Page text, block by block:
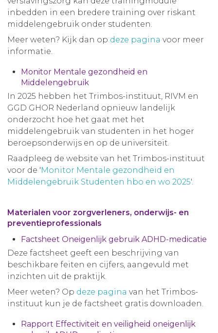
inbedden in een bredere training over riskant
middelengebruik onder studenten.
Meer weten? Kijk dan op deze pagina voor meer
informatie.
Monitor Mentale gezondheid en
Middelengebruik
In 2025 hebben het Trimbos-instituut, RIVM en
GGD GHOR Nederland opnieuw landelijk
onderzocht hoe het gaat met het
middelengebruik van studenten in het hoger
beroepsonderwijs en op de universiteit.
Raadpleeg de website van het Trimbos-instituut
voor de 'Monitor Mentale gezondheid en
Middelengebruik Studenten hbo en wo 2025'.
Materialen voor zorgverleners, onderwijs- en
preventieprofessionals
Factsheet Oneigenlijk gebruik ADHD-medicatie
Deze factsheet geeft een beschrijving van
beschikbare feiten en cijfers, aangevuld met
inzichten uit de praktijk.
Meer weten? Op deze pagina van het Trimbos-
instituut kun je de factsheet gratis downloaden.
Rapport Effectiviteit en veiligheid oneigenlijk